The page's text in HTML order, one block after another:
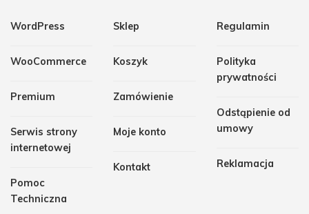
WordPress
WooCommerce
Premium
Serwis strony
internetowej
Pomoc
Techniczna
Sklep
Koszyk
Zamówienie
Moje konto
Kontakt
Regulamin
Polityka
prywatności
Odstąpienie od
umowy
Reklamacja